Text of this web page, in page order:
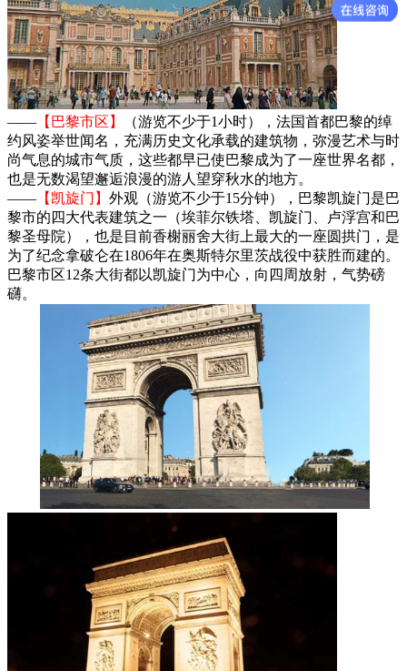
—— 【巴黎市区】
（游览不少于1小时），法国首都巴黎的绰
约风姿举世闻名，充满历史文化承载的建筑物，弥漫艺术与时
尚气息的城市气质，这些都早已使巴黎成为了一座世界名都，
也是无数渴望邂逅浪漫的游人望穿秋水的地方。
—— 【凯旋门】 外观（游览不少于15分钟），巴黎凯旋门是巴
黎市的四大代表建筑之一（埃菲尔铁塔、凯旋门、卢浮宫和巴
黎圣母院），也是目前香榭丽舍大街上最大的一座圆拱门，是
为了纪念拿破仑在1806年在奥斯特尔里茨战役中获胜而建的。
巴黎市区12条大街都以凯旋门为中心，向四周放射，气势磅
礴。